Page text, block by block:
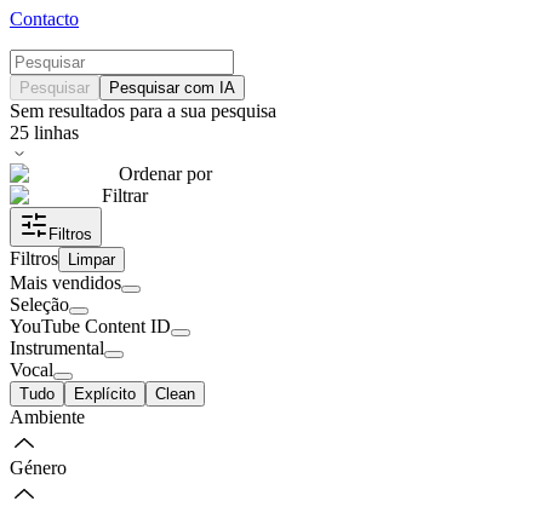
Contacto
Pesquisar Pesquisar com IA
Sem resultados para a sua pesquisa
25 linhas
Ordenar por
Filtrar
Filtros
Filtros Limpar
Mais vendidos
Seleção
YouTube Content ID
Instrumental
Vocal
Tudo Explícito Clean
Ambiente
Género